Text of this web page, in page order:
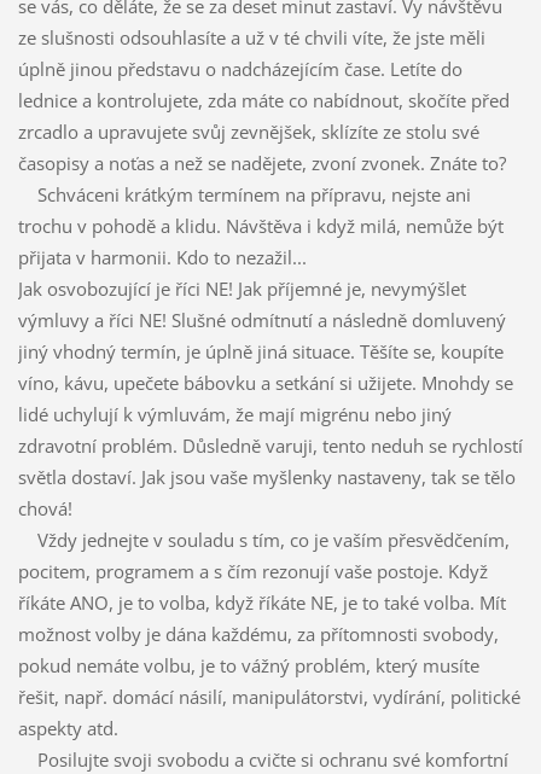
se vás, co děláte, že se za deset minut zastaví. Vy návštěvu
ze slušnosti odsouhlasíte a už v té chvili víte, že jste měli
úplně jinou představu o nadcházejícím čase. Letíte do
lednice a kontrolujete, zda máte co nabídnout, skočíte před
zrcadlo a upravujete svůj zevnějšek, sklízíte ze stolu své
časopisy a noťas a než se nadějete, zvoní zvonek. Znáte to?
Schváceni krátkým termínem na přípravu, nejste ani
trochu v pohodě a klidu. Návštěva i když milá, nemůže být
přijata v harmonii. Kdo to nezažil...
Jak osvobozující je říci NE! Jak příjemné je, nevymýšlet
výmluvy a říci NE! Slušné odmítnutí a následně domluvený
jiný vhodný termín, je úplně jiná situace. Těšíte se, koupíte
víno, kávu, upečete bábovku a setkání si užijete. Mnohdy se
lidé uchylují k výmluvám, že mají migrénu nebo jiný
zdravotní problém. Důsledně varuji, tento neduh se rychlostí
světla dostaví. Jak jsou vaše myšlenky nastaveny, tak se tělo
chová!
Vždy jednejte v souladu s tím, co je vaším přesvědčením,
pocitem, programem a s čím rezonují vaše postoje. Když
říkáte ANO, je to volba, když říkáte NE, je to také volba. Mít
možnost volby je dána každému, za přítomnosti svobody,
pokud nemáte volbu, je to vážný problém, který musíte
řešit, např. domácí násilí, manipulátorstvi, vydírání, politické
aspekty atd.
Posilujte svoji svobodu a cvičte si ochranu své komfortní